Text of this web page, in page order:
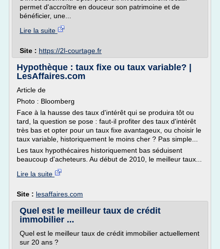
permet d'accroître en douceur son patrimoine et de
bénéficier, une...
Lire la suite
Site : https://2l-courtage.fr
Hypothèque : taux fixe ou taux variable? |
LesAffaires.com
Article de
Photo : Bloomberg
Face à la hausse des taux d'intérêt qui se produira tôt ou
tard, la question se pose : faut-il profiter des taux d'intérêt
très bas et opter pour un taux fixe avantageux, ou choisir le
taux variable, historiquement le moins cher ? Pas simple...
Les taux hypothécaires historiquement bas séduisent
beaucoup d'acheteurs. Au début de 2010, le meilleur taux...
Lire la suite
Site : lesaffaires.com
Quel est le meilleur taux de crédit
immobilier ...
Quel est le meilleur taux de crédit immobilier actuellement
sur 20 ans ?